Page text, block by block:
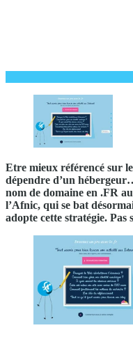
Etre mieux référencé sur
dépendre d’un
nom de domaine en .FR
l’Afnic, qui se bat
adopte cette stratégie. Pas